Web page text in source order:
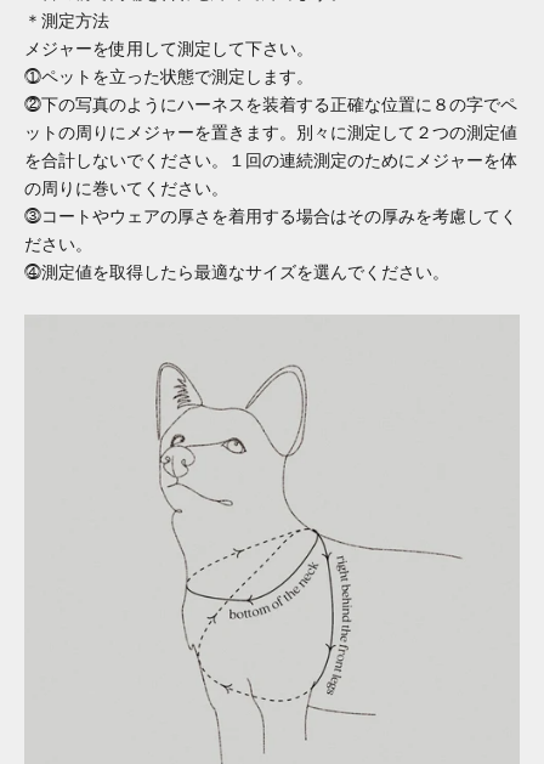
＊測定方法
メジャーを使用して測定して下さい。
⓵ペットを立った状態で測定します。
⓶下の写真のようにハーネスを装着する正確な位置に８の字でペ
ットの周りにメジャーを置きます。別々に測定して２つの測定値
を合計しないでください。１回の連続測定のためにメジャーを体
の周りに巻いてください。
⓷コートやウェアの厚さを着用する場合はその厚みを考慮してく
ださい。
⓸測定値を取得したら最適なサイズを選んでください。